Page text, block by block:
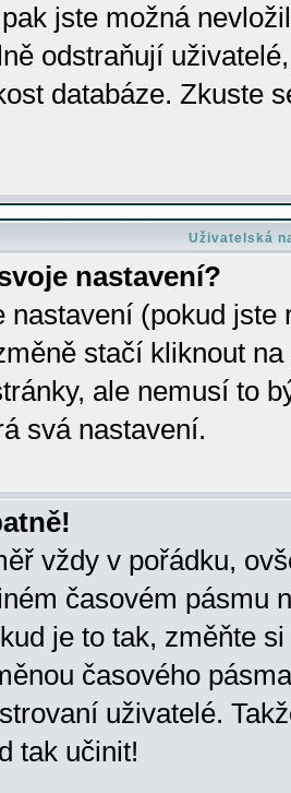
jste možná
odstraňují
databáze. Zkuste
Uživatelská
nastavení?
nastavení (pokud
stačí kliknout
ale nemusí to
svá nastavení.
vždy v pořádku,
časovém pásmu
je to tak, změňte
časového
uživatelé.
tak učinit!